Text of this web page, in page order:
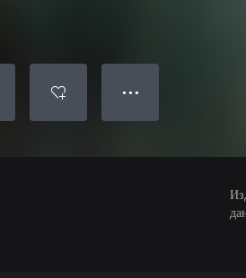
● ● ●